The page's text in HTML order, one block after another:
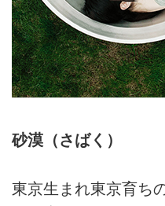
砂漠（さばく）
東京生まれ東京育ち